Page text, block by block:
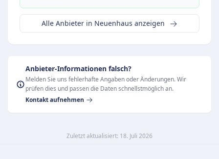
Alle Anbieter in Neuenhaus anzeigen
Anbieter-Informationen falsch?
Melden Sie uns fehlerhafte Angaben oder Änderungen. Wir
prüfen dies und passen die Daten schnellstmöglich an.
Kontakt aufnehmen
Zuletzt aktualisiert: 18. Juli 2026